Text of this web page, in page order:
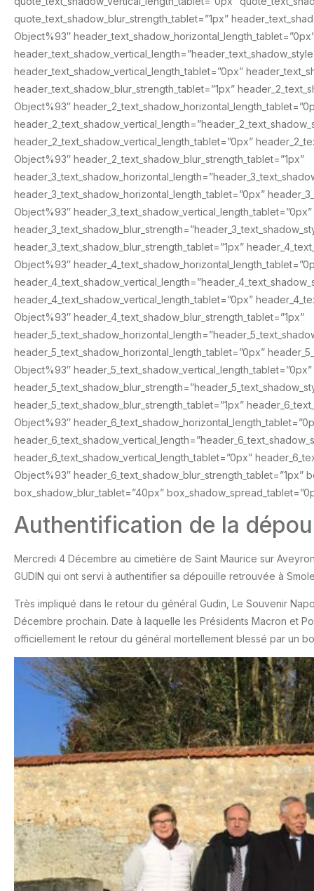
quote_text_shadow_blur_strength_tablet=”1px”
Object%93″
header_text_shadow_vertical_length_tablet=”0px”
header_text_shadow_blur_strength_tablet=”1px”
Object%93″
header_2_text_shadow_vertical_length_tablet=”0px”
Object%93″ header_2_text_shadow_blur_strength_tablet=”1px”
header_3_text_shadow_horizontal_length_tablet=”0px”
Object%93″ header_3_text_shadow_vertical_length_tablet=”0px”
header_3_text_shadow_blur_strength_tablet=”1px”
Object%93″
header_4_text_shadow_vertical_length_tablet=”0px”
Object%93″ header_4_text_shadow_blur_strength_tablet=”1px”
header_5_text_shadow_horizontal_length_tablet=”0px”
Object%93″ header_5_text_shadow_vertical_length_tablet=”0px”
header_5_text_shadow_blur_strength_tablet=”1px”
Object%93″
header_6_text_shadow_vertical_length_tablet=”0px”
Object%93″
box_shadow_blur_tablet=”40px”
Authentification de la
Mercredi 4 Décembre au cimetière de Saint Maurice sur
GUDIN qui ont servi à authentifier sa dépouille retrouvée à
Très impliqué dans le retour du général Gudin, Le Souvenir
Décembre prochain. Date à laquelle les Présidents Macron et
officiellement le retour du général mortellement blessé par un